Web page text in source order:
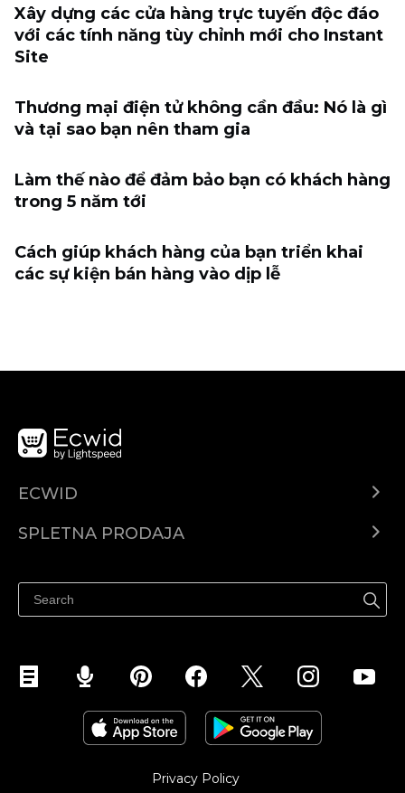
Xây dựng các cửa hàng trực tuyến độc đáo
với các tính năng tùy chỉnh mới cho Instant
Site
Thương mại điện tử không cần đầu: Nó là gì
và tại sao bạn nên tham gia
Làm thế nào để đảm bảo bạn có khách hàng
trong 5 năm tới
Cách giúp khách hàng của bạn triển khai
các sự kiện bán hàng vào dịp lễ
ECWID
SPLETNA PRODAJA
Prodaja na Instagramu
Privacy Policy